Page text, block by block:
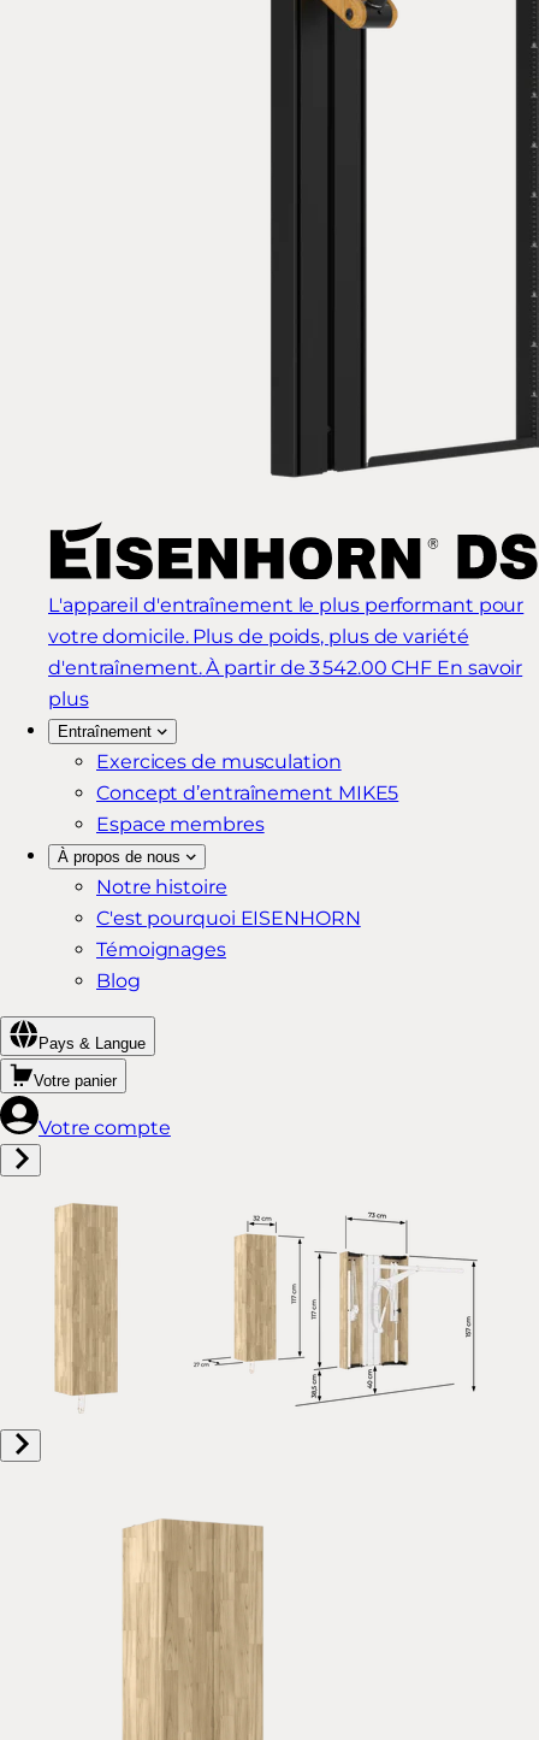
L'appareil d'entraînement le plus performant pour
votre domicile. Plus de poids, plus de variété
d'entraînement. À partir de 3 542.00 CHF En savoir
plus
Entraînement
Exercices de musculation
Concept d’entraînement MIKE5
Espace membres
À propos de nous
Notre histoire
C'est pourquoi EISENHORN
Témoignages
Blog
Pays & Langue
Votre panier
Votre compte